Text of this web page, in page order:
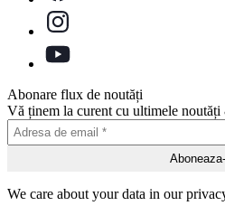
Abonare flux de noutăți
Vă ținem la curent cu ultimele
We care about your data in our